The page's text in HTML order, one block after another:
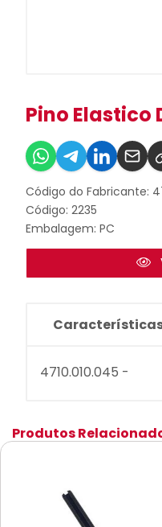
Pino Elastico
Código do Fabricante:
Código: 2235
Embalagem: PC
4710.010.045 -
Produtos